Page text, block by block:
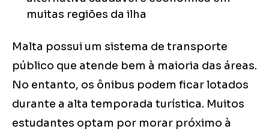
muitas regiões da ilha
Malta possui um sistema de transporte
público que atende bem à maioria das áreas.
No entanto, os ônibus podem ficar lotados
durante a alta temporada turística. Muitos
estudantes optam por morar próximo à